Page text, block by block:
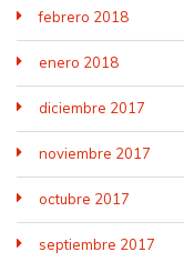
febrero 2018
enero 2018
diciembre 2017
noviembre 2017
octubre 2017
septiembre 2017